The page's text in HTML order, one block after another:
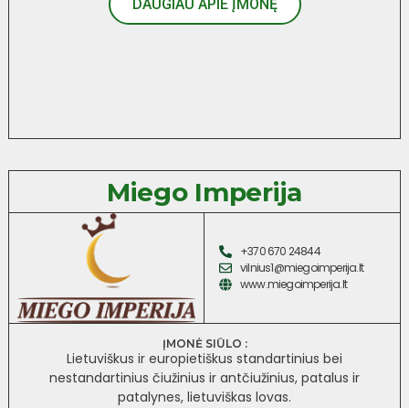
DAUGIAU APIE ĮMONĘ
Miego Imperija
+370 670 24844
vilnius1@miegoimperija.lt
www.miegoimperija.lt
ĮMONĖ SIŪLO :
Lietuviškus ir europietiškus standartinius bei
nestandartinius čiužinius ir antčiužinius, patalus ir
patalynes, lietuviškas lovas.